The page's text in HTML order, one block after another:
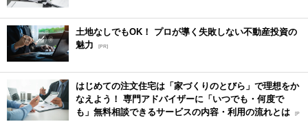
土地なしでもOK！ プロが導く失敗しない不動産投資の
魅力
[PR]
はじめての注文住宅は「家づくりのとびら」で理想をか
なえよう！ 専門アドバイザーに「いつでも・何度で
も」無料相談できるサービスの内容・利用の流れとは [P